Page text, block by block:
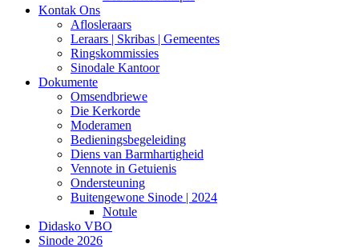
Kontak Ons
Aflosleraars
Leraars | Skribas | Gemeentes
Ringskommissies
Sinodale Kantoor
Dokumente
Omsendbriewe
Die Kerkorde
Moderamen
Bedieningsbegeleiding
Diens van Barmhartigheid
Vennote in Getuienis
Ondersteuning
Buitengewone Sinode | 2024
Notule
Didasko VBO
Sinode 2026